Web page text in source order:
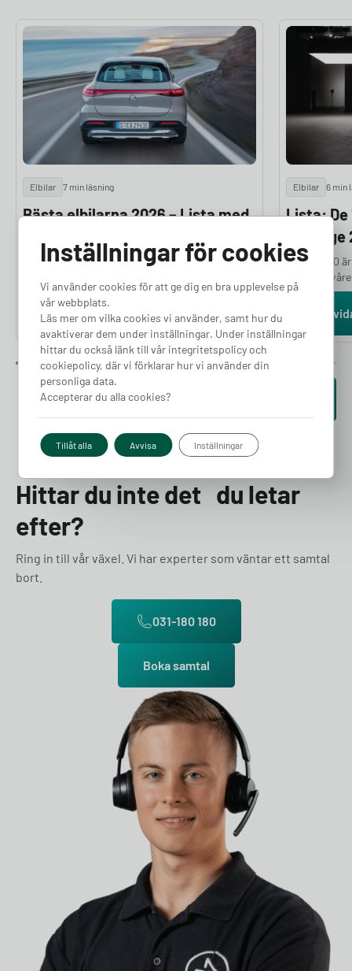
Elbilar 7 min läsning
Bästa elbilarna 2026 – Lista med
Om du funderar på vilka som är de bästa
Motor.no granskar och testar ett stort antal
elbilar varje år för att ge dig en objektiv och
välgrundad ranking. Bedömningarna bygger på
en hel rad parametrar, bland annat prestanda,
räckvidd, komfort, lastutrymme och
prisvärdhet, kombinerat med experternas
subjektiva intryck. I den här artikeln presenterar
vi de 24 bästa elbilarna 2026.
Läs vidare
Elbilar 6 min
Lista: De
i
Volvo EX40
första
mellan
Tesla Model
som flest
Läs
Hittar du inte det du letar
efter?
Ring in till vår växel. Vi har experter som väntar ett samtal
bort.
031-180 180
Boka samtal
Inställningar för cookies
Vi använder cookies för att ge dig en bra upplevelse på
vår webbplats.
Läs mer om vilka cookies vi använder, samt hur du
avaktiverar dem under inställningar. Under inställningar
hittar du också länk till vår integritetspolicy och
cookiepolicy, där vi förklarar hur vi använder din
personliga data.
Accepterar du alla cookies?
Tillåt alla Avvisa Inställningar